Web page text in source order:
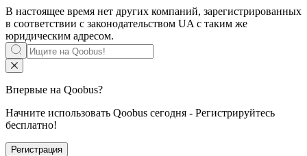
В настоящее время нет других компаний, зарегистрированных
в соответствии с законодательством UA с таким же
юридическим адресом.
Впервые на Qoobus?
Начните использовать Qoobus сегодня - Регистрируйтесь
бесплатно!
Регистрация